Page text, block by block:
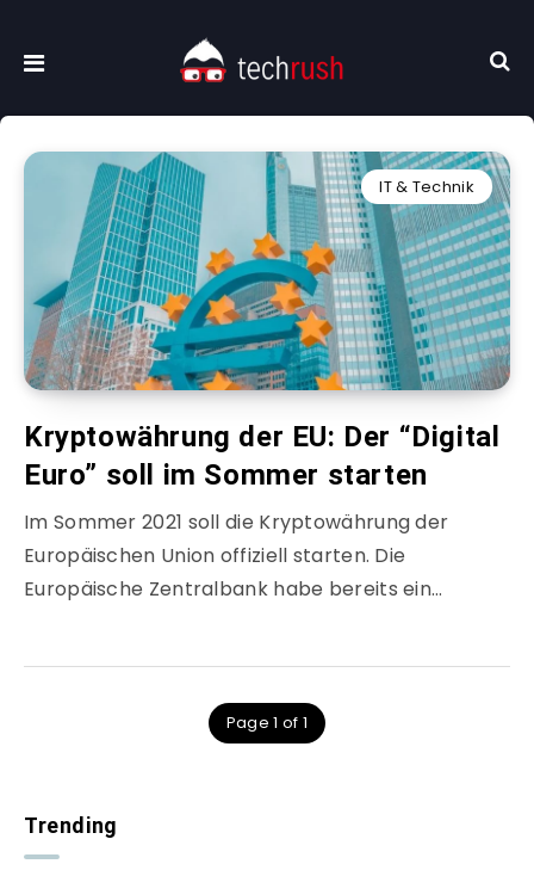
IT & Technik
Kryptowährung der EU: Der “Digital
Euro” soll im Sommer starten
Im Sommer 2021 soll die Kryptowährung der
Europäischen Union offiziell starten. Die
Europäische Zentralbank habe bereits ein…
Page 1 of 1
Trending